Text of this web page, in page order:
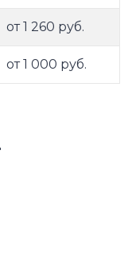
от 1 260 руб.
от 1 000 руб.